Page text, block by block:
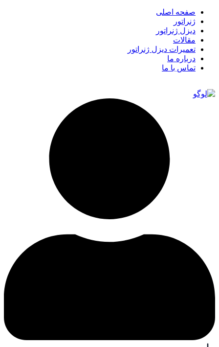
صفحه اصلی
ژنراتور
دیزل ژنراتور
مقالات
تعمیرات دیزل ژنراتور
درباره ما
تماس با ما